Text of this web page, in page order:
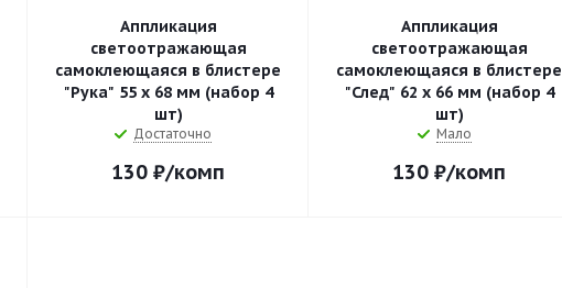
Аппликация
светоотражающая
самоклеющаяся в блистере
"Рука" 55 х 68 мм (набор 4
шт)
Достаточно
130 ₽/комп
Аппликация
светоотражающая
самоклеющаяся в блистере
"След" 62 х 66 мм (набор 4
шт)
Мало
130 ₽/комп